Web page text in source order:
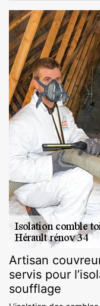
Artisan
servis pour
soufflage